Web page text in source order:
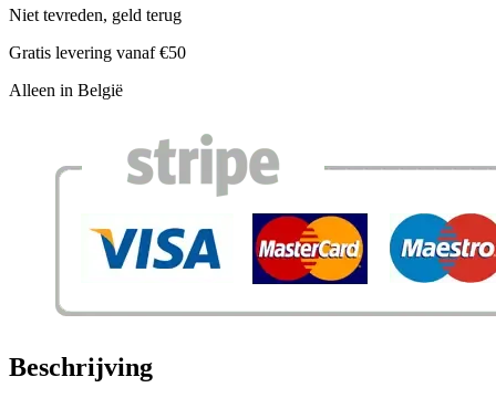
Niet tevreden, geld terug
Gratis levering vanaf €50
Alleen in België
Beschrijving